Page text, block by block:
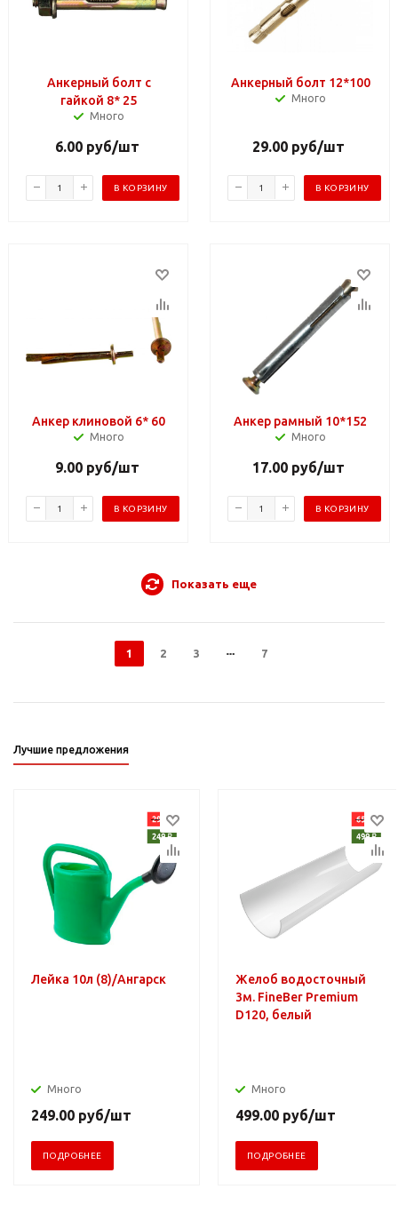
Анкерный болт с
гайкой 8* 25
Много
6.00руб/шт
В КОРЗИНУ
Анкерный болт 12*100
Много
29.00 руб/шт
В КОРЗИНУ
Анкер клиновой 6* 60
Много
9.00руб/шт
В КОРЗИНУ
Анкер рамный 10*152
Много
17.00 руб/шт
В КОРЗИНУ
Показать еще
1 2 3 7
Лучшие предложения
Лейка 10л (8)/Ангарск
Много
249.00 руб/шт
ПОДРОБНЕЕ
Желоб водосточный
3м. FineBer Premium
D120, белый
Много
499.00 руб/шт
ПОДРОБНЕЕ